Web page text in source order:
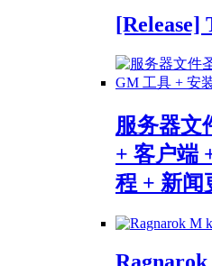
[Release]
服务器文
+ 客户端
程 + 新闻